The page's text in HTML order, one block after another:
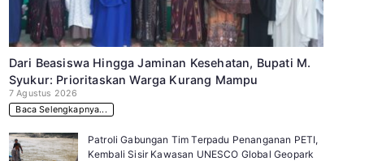
Dari Beasiswa Hingga Jaminan Kesehatan, Bupati M.
Syukur: Prioritaskan Warga Kurang Mampu
7 Agustus 2026
Baca Selengkapnya...
Patroli Gabungan Tim Terpadu Penanganan PETI,
Kembali Sisir Kawasan UNESCO Global Geopark